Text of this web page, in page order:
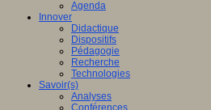
Agenda
Innover
Didactique
Dispositifs
Pédagogie
Recherche
Technologies
Savoir(s)
Analyses
Conférences